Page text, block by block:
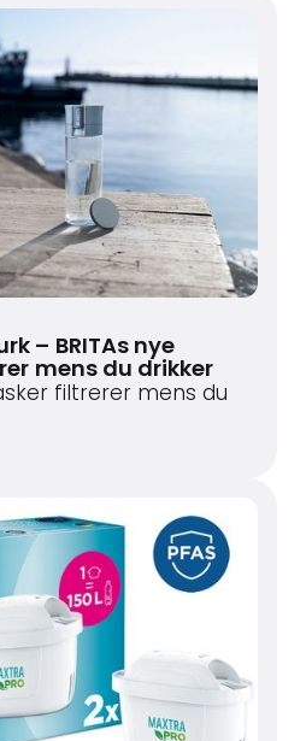
– BRITAs nye
mens du drikker
filtrerer mens du